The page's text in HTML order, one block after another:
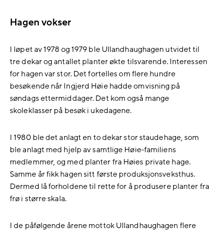
Hagen vokser
I løpet av 1978 og 1979 ble Ullandhaughagen utvidet til
tre dekar og antallet planter økte tilsvarende. Interessen
for hagen var stor. Det fortelles om flere hundre
besøkende når Ingjerd Høie hadde omvisning på
søndags ettermiddager. Det kom også mange
skoleklasser på besøk i ukedagene.
I 1980 ble det anlagt en to dekar stor staudehage, som
ble anlagt med hjelp av samtlige Høie-familiens
medlemmer, og med planter fra Høies private hage.
Samme år fikk hagen sitt første produksjonsveksthus.
Dermed lå forholdene til rette for å produsere planter fra
frø i større skala.
I de påfølgende årene mottok Ullandhaughagen flere